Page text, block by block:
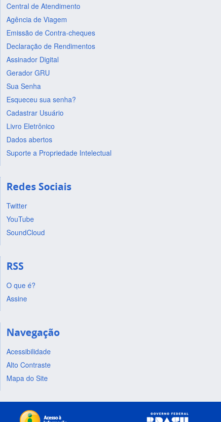
Central de Atendimento
Agência de Viagem
Emissão de Contra-cheques
Declaração de Rendimentos
Assinador Digital
Gerador GRU
Sua Senha
Esqueceu sua senha?
Cadastrar Usuário
Livro Eletrônico
Dados abertos
Suporte a Propriedade Intelectual
Redes Sociais
Twitter
YouTube
SoundCloud
RSS
O que é?
Assine
Navegação
Acessibilidade
Alto Contraste
Mapa do Site